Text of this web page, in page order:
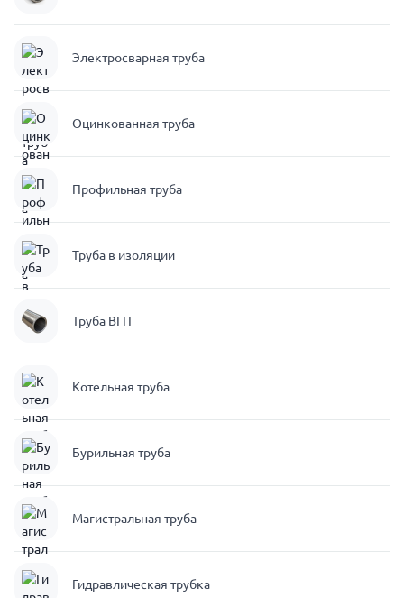
Электросварная труба
Оцинкованная труба
Профильная труба
Труба в изоляции
Труба ВГП
Котельная труба
Бурильная труба
Магистральная труба
Гидравлическая трубка